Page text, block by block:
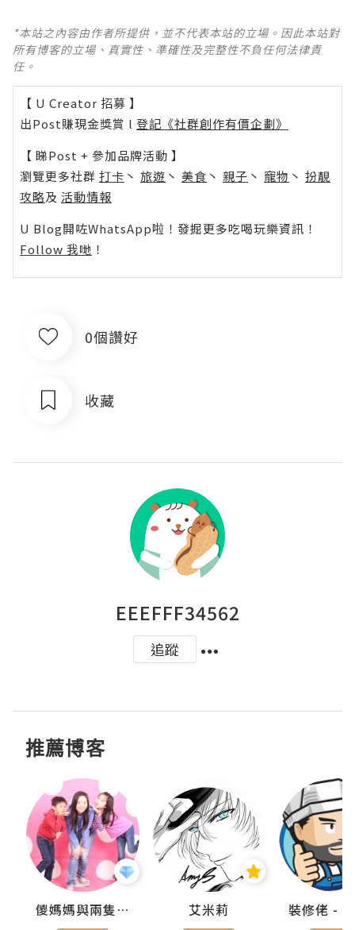
*本站之內容由作者所提供，並不代表本站的立場。因此本站對
所有博客的立場、真實性、準確性及完整性不負任何法律責
任。
【 U Creator 招募 】
出Post賺現金獎賞 l 登記《社群創作有價企劃》
【 睇Post + 參加品牌活動 】
瀏覽更多社群 打卡 丶 旅遊 丶 美食 丶 親子 丶 寵物 丶 扮靚
攻略及 活動情報
U Blog開咗WhatsApp啦！發掘更多吃喝玩樂資訊！
Follow 我哋 ！
0個讚好
收藏
EEEFFF34562
追蹤
推薦博客
儍媽媽與兩隻小魔怪之家 艾米莉